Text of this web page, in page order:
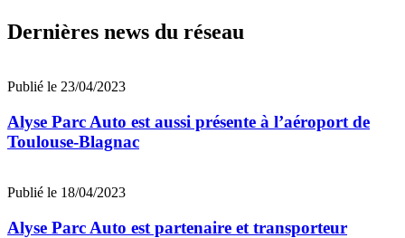
Dernières news du réseau
Publié le 23/04/2023
Alyse Parc Auto est aussi présente à l’aéroport de
Toulouse-Blagnac
Publié le 18/04/2023
Alyse Parc Auto est partenaire et transporteur